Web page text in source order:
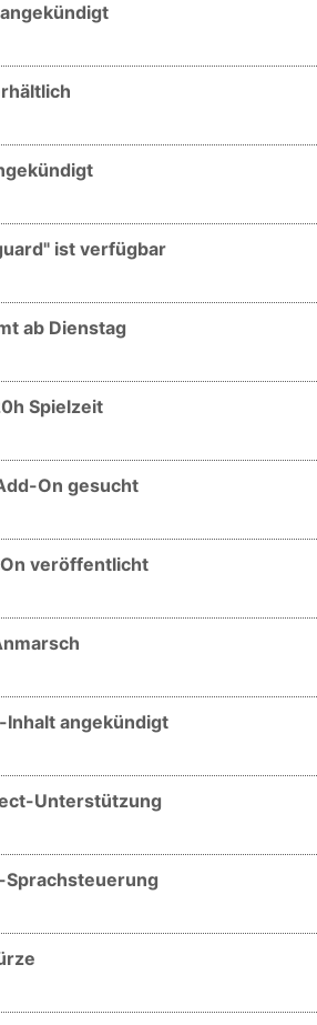
ist verfügbar
ab Dienstag
Spielzeit
On gesucht
veröffentlicht
Inhalt angekündigt
Unterstützung
Sprachsteuerung